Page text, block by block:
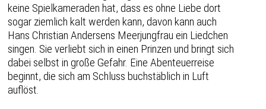
keine Spielkameraden hat, dass es ohne Liebe dort
sogar ziemlich kalt werden kann, davon kann auch
Hans Christian Andersens Meerjungfrau ein Liedchen
singen. Sie verliebt sich in einen Prinzen und bringt sich
dabei selbst in große Gefahr. Eine Abenteuerreise
beginnt, die sich am Schluss buchstäblich in Luft
auflöst.